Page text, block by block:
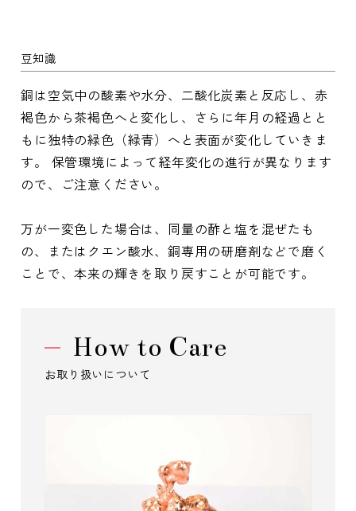
豆知識
銅は空気中の酸素や水分、二酸化炭素と反応し、赤
褐色から茶褐色へと変化し、さらに年月の経過とと
もに独特の緑色（緑青）へと表面が変化していきま
す。 保管環境によって経年変化の進行が異なります
ので、ご注意ください。
万が一変色した場合は、同量の酢と塩を混ぜたも
の、またはクエン酸水、銅専用の研磨剤などで磨く
ことで、本来の輝きを取り戻すことが可能です。
How to Care
お取り扱いについて